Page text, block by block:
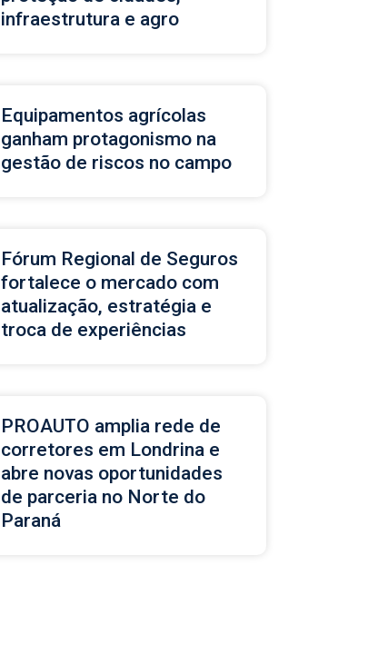
infraestrutura e agro
Equipamentos agrícolas
ganham protagonismo na
gestão de riscos no campo
Fórum Regional de Seguros
fortalece o mercado com
atualização, estratégia e
troca de experiências
PROAUTO amplia rede de
corretores em Londrina e
abre novas oportunidades
de parceria no Norte do
Paraná